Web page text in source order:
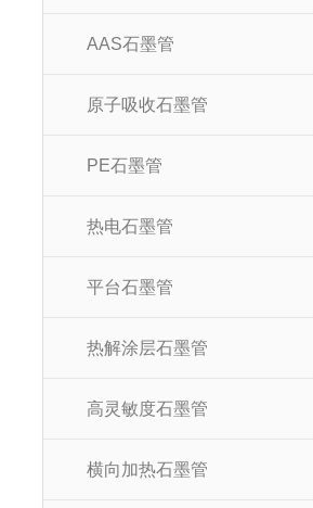
AAS石墨管
原子吸收石墨管
PE石墨管
热电石墨管
平台石墨管
热解涂层石墨管
高灵敏度石墨管
横向加热石墨管